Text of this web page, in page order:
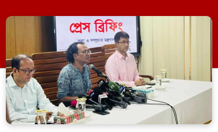
সম্মেলন কক্ষে এক প্রেস ব্রিফিংয়ে সাংবাদিকদের
এক প্রশ্নের জবাবে তিনি এ কথা বলেন।